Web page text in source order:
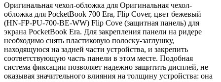
Оригинальная чехол-обложка для Оригинальная чехол-
обложка для PocketBook 700 Era, Flip Cover, цвет бежевый
(HN-FP-PU-700-BE-WW) Flip Cove (защитная панель) для
экрана PocketBook Era. Для закрепления панели на ридере
необходимо снять пластиковую полоску-заглушку,
находящуюся на задней части устройства, и закрепить
соответствующую часть панели в этом месте. Подобная
система фиксации позволяет надежно защитить дисплей, не
оказывая значительного влияния на толщину устройства: она